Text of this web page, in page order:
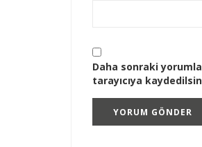
Daha sonraki
tarayıcıya